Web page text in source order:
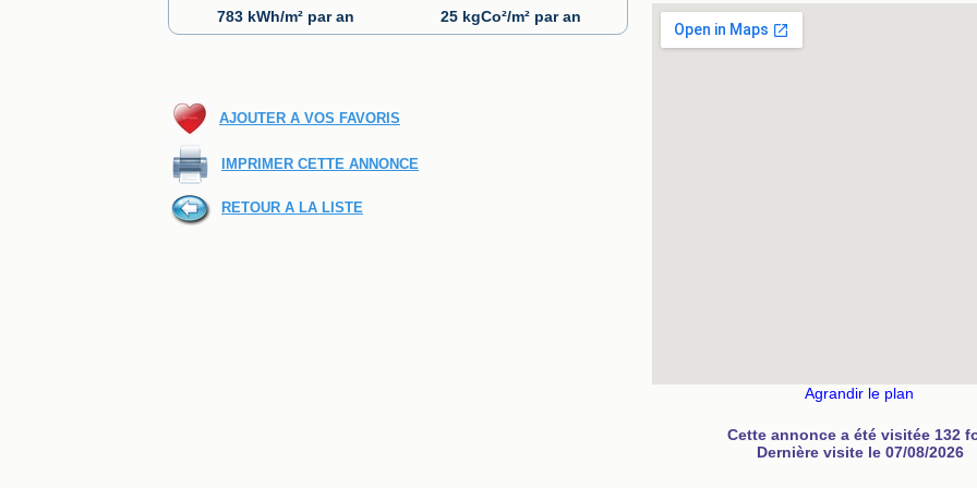
783 kWh/m² par an 25 kgCo²/m² par an
AJOUTER A VOS FAVORIS
IMPRIMER CETTE ANNONCE
RETOUR A LA LISTE
Agrandir le plan
Cette annonce a été visitée 132
Dernière visite le 07/08/2026